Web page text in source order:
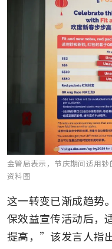
金管局表示，节庆期间适用钞
资料图
这一转变已渐成趋势
保效益宣传活动后，
提高，”该发言人指出